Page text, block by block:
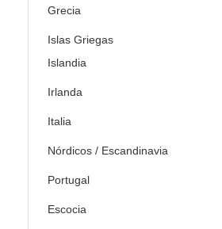
Grecia
Islas Griegas
Islandia
Irlanda
Italia
Nórdicos / Escandinavia
Portugal
Escocia